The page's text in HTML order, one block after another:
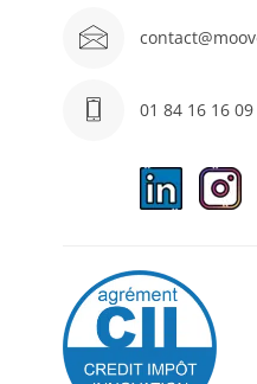
01 84 16 16 09